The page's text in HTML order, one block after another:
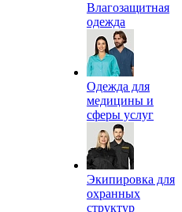
Влагозащитная
одежда
Одежда для
медицины и
сферы услуг
Экипировка для
охранных
структур